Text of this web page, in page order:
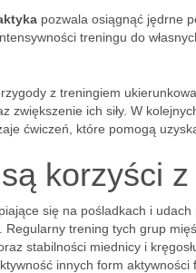
pozwala osiągnąć jędrne
treningu do
z treningiem
zwiększenie ich siły. W
ćwiczeń, które pomogą
korzyści
się na pośladkach i
Regularny trening tych grup
stabilności miednicy i
innych form aktywności